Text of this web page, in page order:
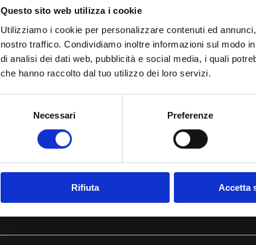
Questo sito web utilizza i cookie
Utilizziamo i cookie per personalizzare contenuti ed
nostro traffico. Condividiamo inoltre informazioni sul modo
di analisi dei dati web, pubblicità e social media, i quali
che hanno raccolto dal tuo utilizzo dei loro servizi.
Necessari Preferenze
Rifiuta Accetta